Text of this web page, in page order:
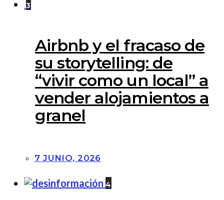
3
Airbnb y el fracaso de
su storytelling: de
“vivir como un local” a
vender alojamientos a
granel
7 JUNIO, 2026
4